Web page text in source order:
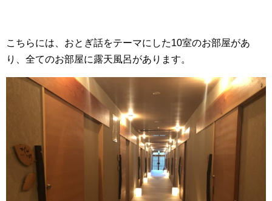
こちらには、おとぎ話をテーマにした10室のお部屋があ
り、全てのお部屋に露天風呂があります。